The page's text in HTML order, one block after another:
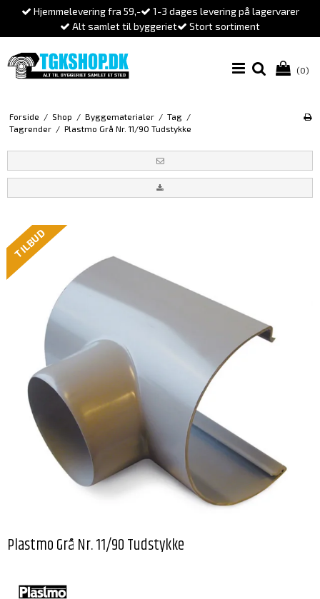
Hjemmelevering fra 59,-
1-3 dages levering på lagervarer
Alt samlet til byggeriet
Stort sortiment
(0)
Forside / Shop / Byggematerialer / Tag /
Tagrender / Plastmo Grå Nr. 11/90 Tudstykke
TILBUD
Plastmo Grå Nr. 11/90 Tudstykke